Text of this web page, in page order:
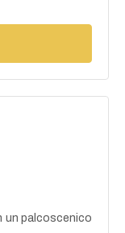
un palcoscenico